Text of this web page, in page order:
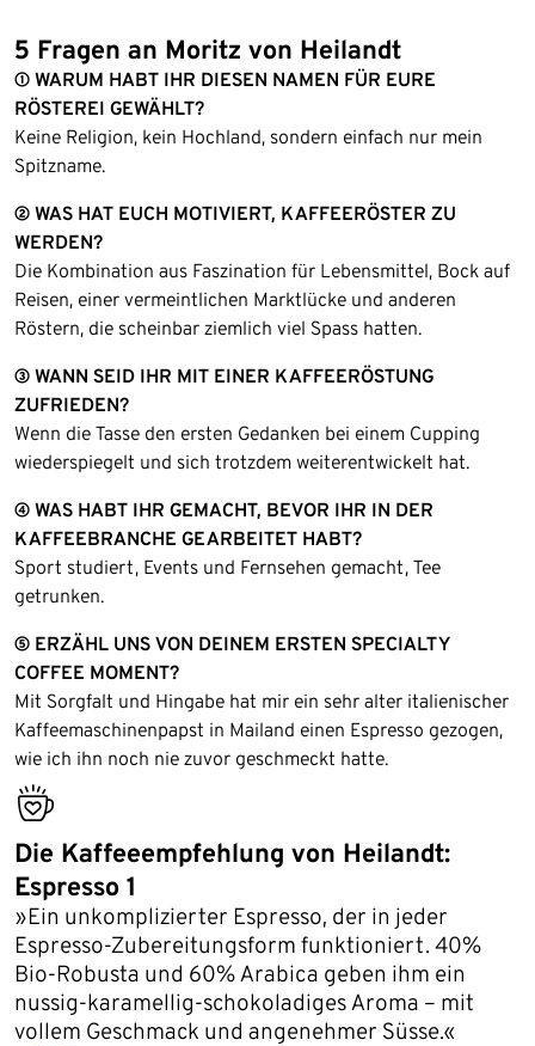
5 Fragen an Moritz von Heilandt
① WARUM HABT IHR DIESEN NAMEN FÜR EURE
RÖSTEREI GEWÄHLT?
Keine Religion, kein Hochland, sondern einfach nur mein
Spitzname.
② WAS HAT EUCH MOTIVIERT, KAFFEERÖSTER ZU
WERDEN?
Die Kombination aus Faszination für Lebensmittel, Bock auf
Reisen, einer vermeintlichen Marktlücke und anderen
Röstern, die scheinbar ziemlich viel Spass hatten.
③ WANN SEID IHR MIT EINER KAFFEERÖSTUNG
ZUFRIEDEN?
Wenn die Tasse den ersten Gedanken bei einem Cupping
wiederspiegelt und sich trotzdem weiterentwickelt hat.
④ WAS HABT IHR GEMACHT, BEVOR IHR IN DER
KAFFEEBRANCHE GEARBEITET HABT?
Sport studiert, Events und Fernsehen gemacht, Tee
getrunken.
⑤ ERZÄHL UNS VON DEINEM ERSTEN SPECIALTY
COFFEE MOMENT?
Mit Sorgfalt und Hingabe hat mir ein sehr alter italienischer
Kaffeemaschinenpapst in Mailand einen Espresso gezogen,
wie ich ihn noch nie zuvor geschmeckt hatte.
bestseller
Die Kaffeeempfehlung von Heilandt:
Espresso 1
»Ein unkomplizierter Espresso, der in jeder
Espresso-Zubereitungsform funktioniert. 40%
Bio-Robusta und 60% Arabica geben ihm ein
nussig-karamellig-schokoladiges Aroma – mit
vollem Geschmack und angenehmer Süsse.«